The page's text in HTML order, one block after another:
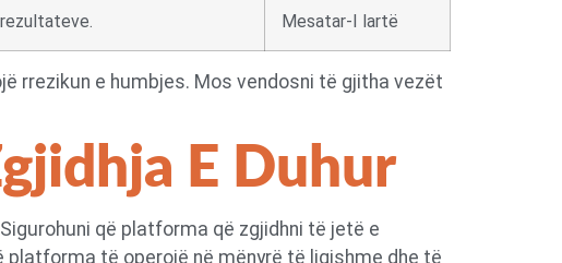
Mesatar-I lartë
rrezikun e humbjes. Mos vendosni të gjitha vezët
E Duhur
që platforma që zgjidhni të jetë e
të operojë në mënyrë të ligjshme dhe të